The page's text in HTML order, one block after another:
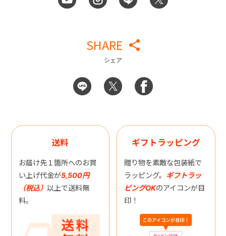
SHARE
シェア
送料
お届け先１箇所へのお買
い上げ代金が5,500円
（税込） 以上で送料無
料。
ギフトラッピング
贈り物を素敵な包装紙で
ラッピング。 ギフトラッ
ピングOKのアイコンが目
印！